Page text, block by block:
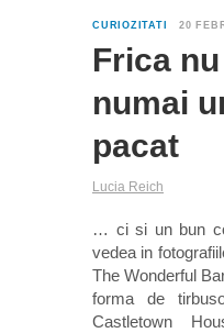
CURIOZITATI 20
Frica
numai
pacat
Lucia Reich
… ci si un bun
vedea in
The Wonderful
forma de
Castletown